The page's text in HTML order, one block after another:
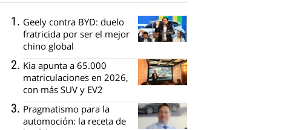
Geely contra BYD: duelo
fratricida por ser el mejor
chino global
Kia apunta a 65.000
matriculaciones en 2026,
con más SUV y EV2
Pragmatismo para la
automoción: la receta de